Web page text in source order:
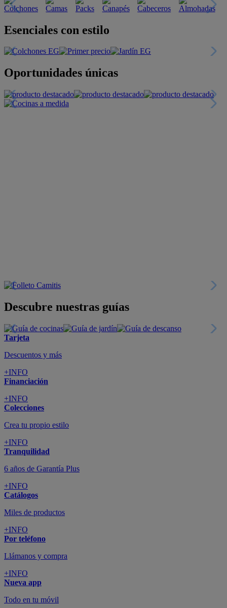
Esenciales con estilo
Oportunidades únicas
Descubre nuestras guías
Tarjeta
Descuentos y más
+INFO
Financiación
+INFO
Colecciones
Crea tu propio estilo
+INFO
Tranquilidad
6 años de Garantía Plus
+INFO
Catálogos
Miles de productos
+INFO
Por teléfono
Llámanos y compra
+INFO
Nueva app
Todo en tu móvil